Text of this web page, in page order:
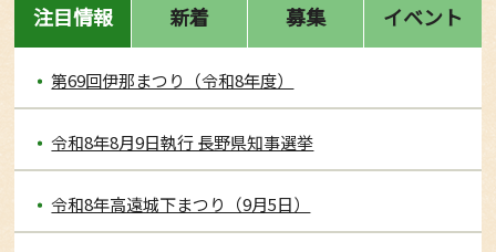
注目情報 新着 募集 イベント
第69回伊那まつり（令和8年度）
令和8年8月9日執行 長野県知事選挙
令和8年高遠城下まつり（9月5日）